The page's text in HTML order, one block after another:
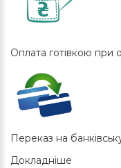
Оплата готівкою при
Переказ на
Докладніше